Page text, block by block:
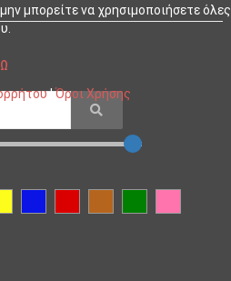
μπορείτε να χρησιμοποιήσετε όλες
|Όροι Χρήσης